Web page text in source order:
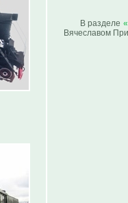
В разделе
Вячеславом